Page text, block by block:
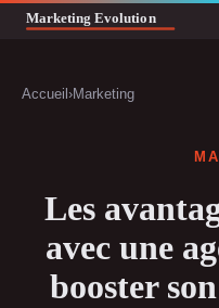
Accueil ›Marketing
Les
avec une
booster